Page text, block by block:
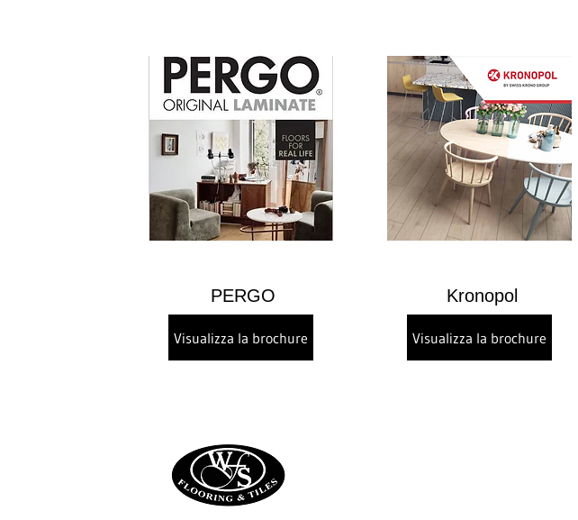
PERGO
Visualizza la brochure
Kronopol
Visualizza la brochure